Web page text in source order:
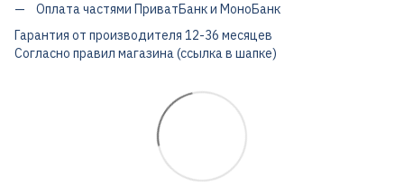
Оплата частями ПриватБанк и МоноБанк
Гарантия от производителя 12-36 месяцев
Согласно правил магазина (ссылка в шапке)